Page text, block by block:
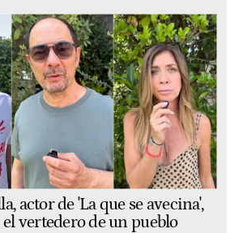
actor de 'La que se avecina',
vertedero de un pueblo